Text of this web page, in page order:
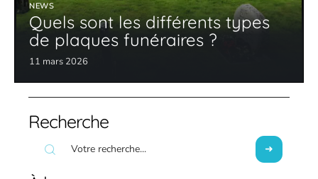
NEWS
Quels sont les différents types
de plaques funéraires ?
11 mars 2026
Recherche